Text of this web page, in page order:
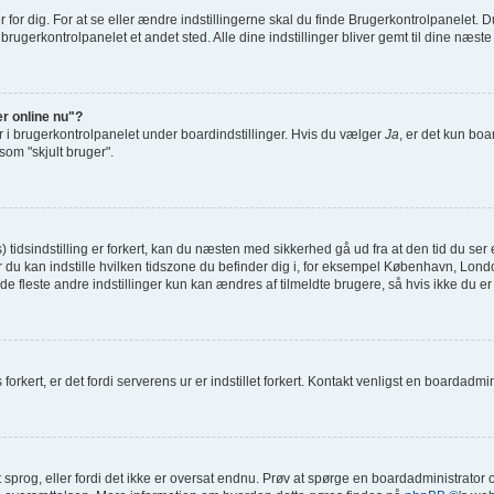
dig. For at se eller ændre indstillingerne skal du finde Brugerkontrolpanelet.
et andet sted. Alle dine indstillinger bliver gemt til dine
online nu"?
i brugerkontrolpanelet under boardindstillinger. Hvis du vælger Ja , er det kun
"skjult bruger".
er forkert, kan du næsten med sikkerhed gå ud fra at den tid du
kan indstille hvilken tidszone du befinder dig i, for eksempel København,
fleste andre indstillinger kun kan ændres af tilmeldte brugere, så hvis ikke du
er det fordi serverens ur er indstillet forkert. Kontakt venligst en
eller fordi det ikke er oversat endnu. Prøv at spørge en